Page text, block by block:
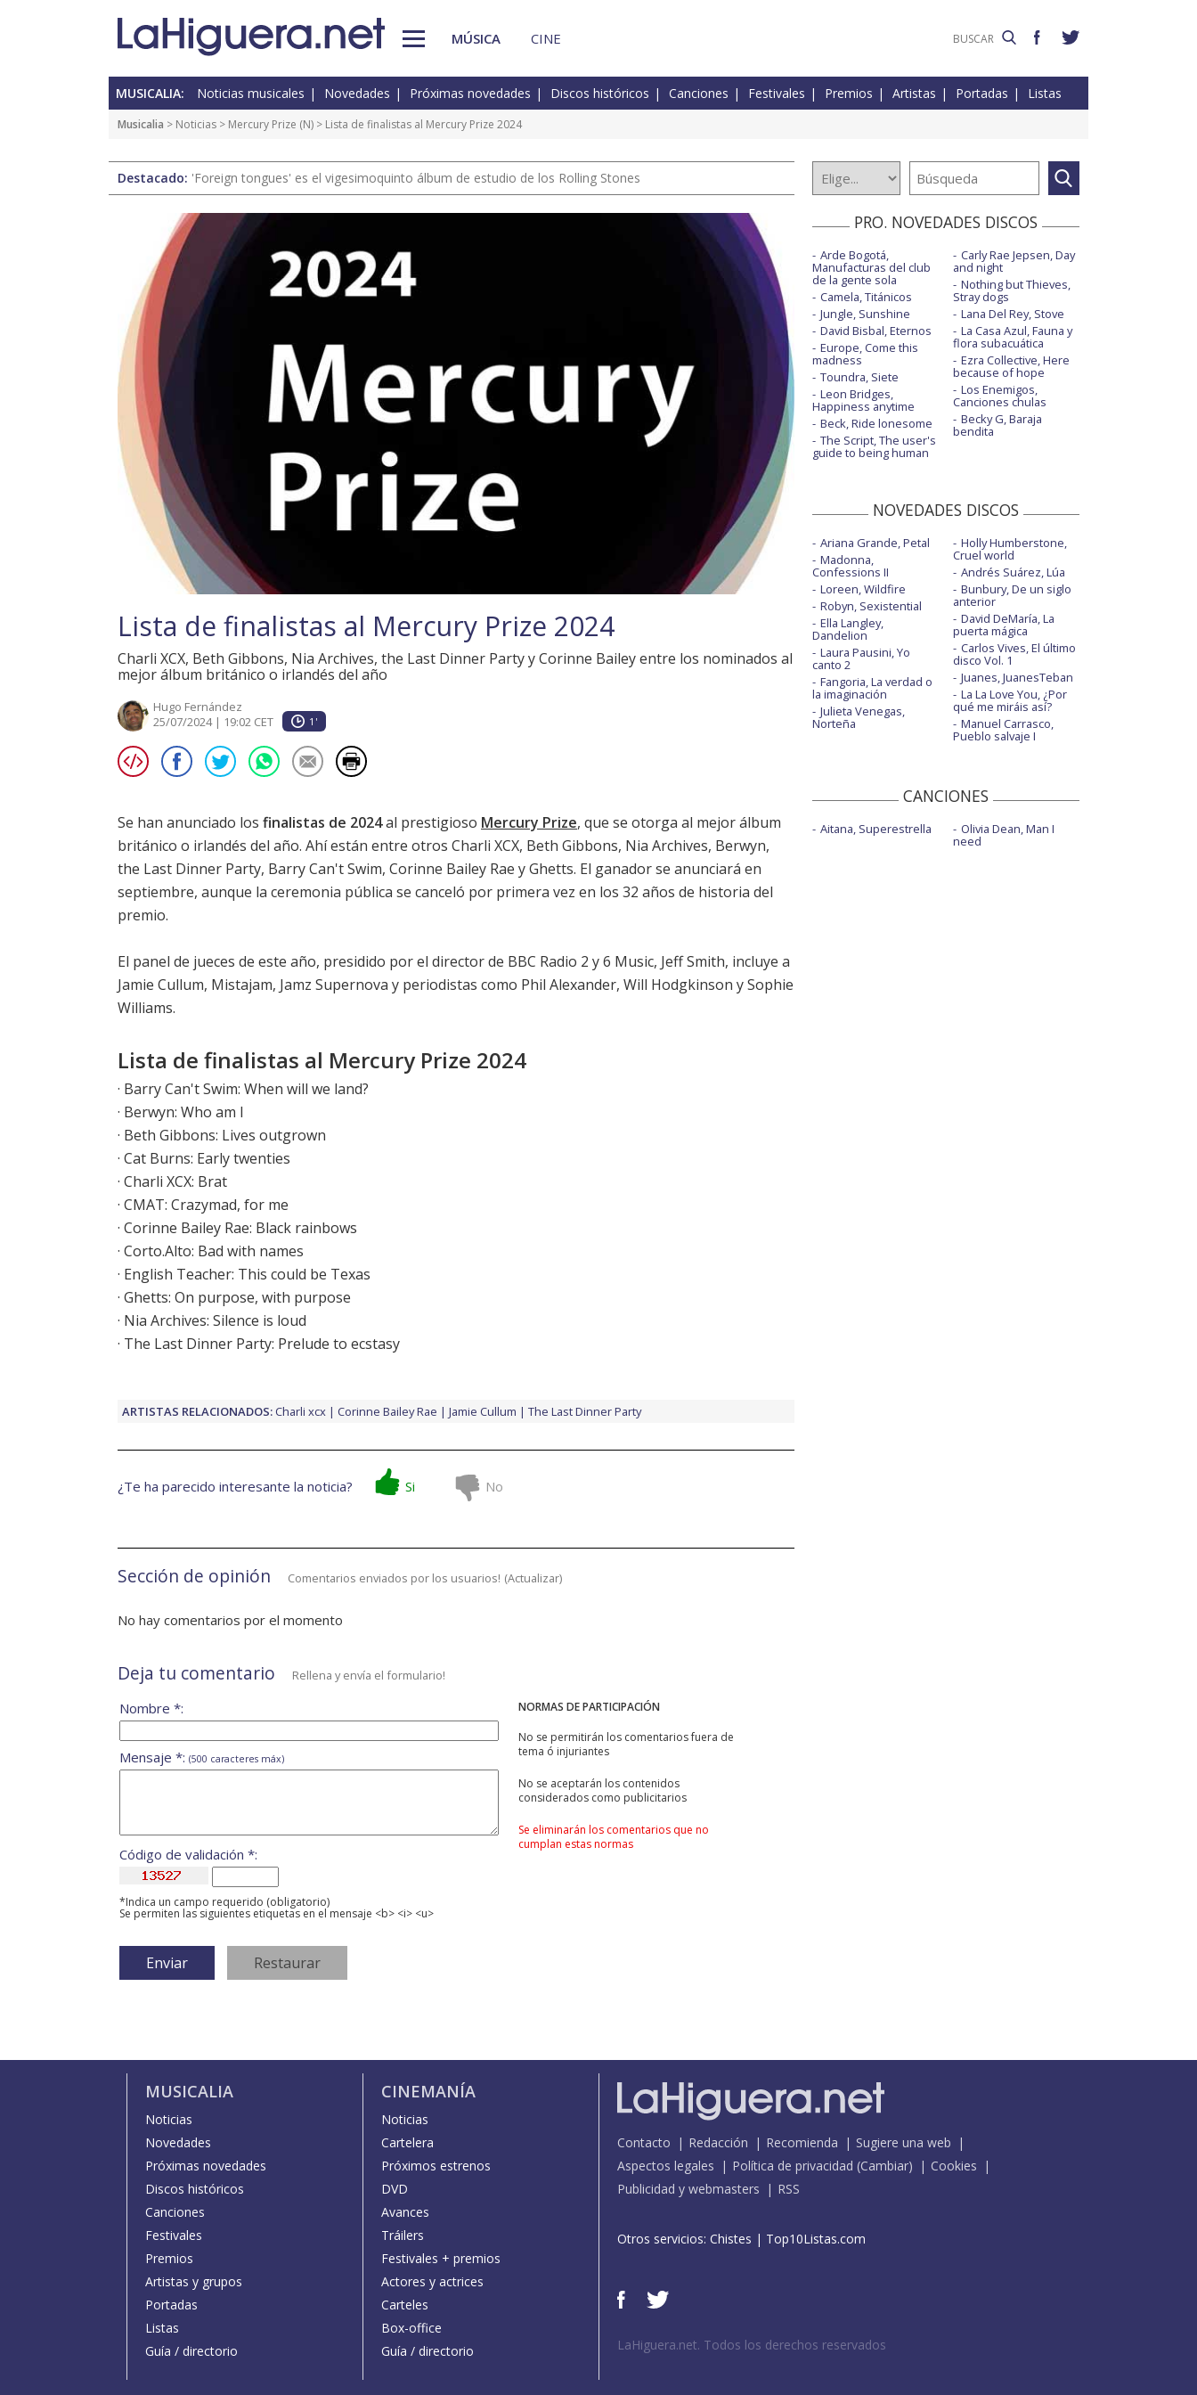
MÚSICA CINE
MUSICALIA: Noticias musicales Novedades Próximas novedades Discos históricos Canciones Festivales Premios Artistas Portadas Listas
Musicalia > Noticias > Mercury Prize (N) > Lista de finalistas al Mercury Prize 2024
Destacado: 'Foreign tongues' es el vigesimoquinto álbum de estudio de los Rolling Stones
Lista de finalistas al Mercury Prize 2024
Charli XCX, Beth Gibbons, Nia Archives, the Last Dinner Party y Corinne Bailey entre los nominados al
mejor álbum británico o irlandés del año
Hugo Fernández
25/07/2024 | 19:02 CET
1'
Se han anunciado los finalistas de 2024al prestigioso Mercury Prize, que se otorga al mejor álbum
británico o irlandés del año. Ahí están entre otros Charli XCX, Beth Gibbons, Nia Archives, Berwyn,
the Last Dinner Party, Barry Can't Swim, Corinne Bailey Rae y Ghetts. El ganador se anunciará en
septiembre, aunque la ceremonia pública se canceló por primera vez en los 32 años de historia del
premio.
El panel de jueces de este año, presidido por el director de BBC Radio 2 y 6 Music, Jeff Smith, incluye a
Jamie Cullum, Mistajam, Jamz Supernova y periodistas como Phil Alexander, Will Hodgkinson y Sophie
Williams.
Lista de finalistas al Mercury Prize 2024
· Barry Can't Swim: When will we land?
· Berwyn: Who am I
· Beth Gibbons: Lives outgrown
· Cat Burns: Early twenties
· Charli XCX: Brat
· CMAT: Crazymad, for me
· Corinne Bailey Rae: Black rainbows
· Corto.Alto: Bad with names
· English Teacher: This could be Texas
· Ghetts: On purpose, with purpose
· Nia Archives: Silence is loud
· The Last Dinner Party: Prelude to ecstasy
ARTISTAS RELACIONADOS:Charli xcx Corinne Bailey Rae Jamie Cullum The Last Dinner Party
¿Te ha parecido interesante la noticia? Si No
Sección de opinión Comentarios enviados por los usuarios! (Actualizar)
No hay comentarios por el momento
Deja tu comentario Rellena y envía el formulario!
NORMAS DE PARTICIPACIÓN
No se permitirán los comentarios fuera de
tema ó injuriantes
No se aceptarán los contenidos
considerados como publicitarios
Se eliminarán los comentarios que no
cumplan estas normas
Nombre *:
Mensaje *: (500 caracteres máx)
Código de validación *:
*Indica un campo requerido (obligatorio)
Se permiten las siguientes etiquetas en el mensaje <b> <i> <u>
PRO. NOVEDADES DISCOS
Arde Bogotá,
Manufacturas del club
de la gente sola
Camela, Titánicos
Jungle, Sunshine
David Bisbal, Eternos
Europe, Come this
madness
Toundra, Siete
Leon Bridges,
Happiness anytime
Beck, Ride lonesome
The Script, The user's
guide to being human
Carly Rae Jepsen, Day
and night
Nothing but Thieves,
Stray dogs
Lana Del Rey, Stove
La Casa Azul, Fauna y
flora subacuática
Ezra Collective, Here
because of hope
Los Enemigos,
Canciones chulas
Becky G, Baraja
bendita
NOVEDADES DISCOS
Ariana Grande, Petal
Madonna,
Confessions II
Loreen, Wildfire
Robyn, Sexistential
Ella Langley,
Dandelion
Laura Pausini, Yo
canto 2
Fangoria, La verdad o
la imaginación
Julieta Venegas,
Norteña
Holly Humberstone,
Cruel world
Andrés Suárez, Lúa
Bunbury, De un siglo
anterior
David DeMaría, La
puerta mágica
Carlos Vives, El último
disco Vol. 1
Juanes, JuanesTeban
La La Love You, ¿Por
qué me miráis así?
Manuel Carrasco,
Pueblo salvaje I
CANCIONES
Aitana, Superestrella Olivia Dean, Man I
need
MUSICALIA
Noticias
Novedades
Próximas novedades
Discos históricos
Canciones
Festivales
Premios
Artistas y grupos
Portadas
Listas
Guía / directorio
CINEMANÍA
Noticias
Cartelera
Próximos estrenos
DVD
Avances
Tráilers
Festivales + premios
Actores y actrices
Carteles
Box-office
Guía / directorio
Contacto Redacción Recomienda
Sugiere una web
Aspectos legales
Política de privacidad (Cambiar)
Cookies
Publicidad y webmasters
RSS
Otros servicios: Chistes | Top10Listas.com
LaHiguera.net. Todos los derechos reservados